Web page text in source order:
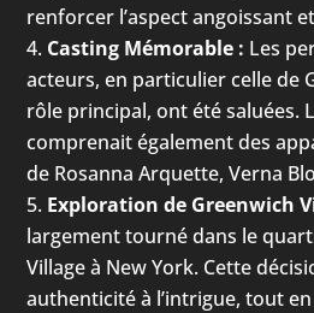
renforcer l’aspect angoissant
Casting Mémorable : Les
acteurs, en particulier celle de
rôle principal, ont été saluées.
comprenait également des
de Rosanna Arquette, Verna
Exploration de Greenwich
largement tourné dans le
Village à New York. Cette
authenticité à l’intrigue, tout